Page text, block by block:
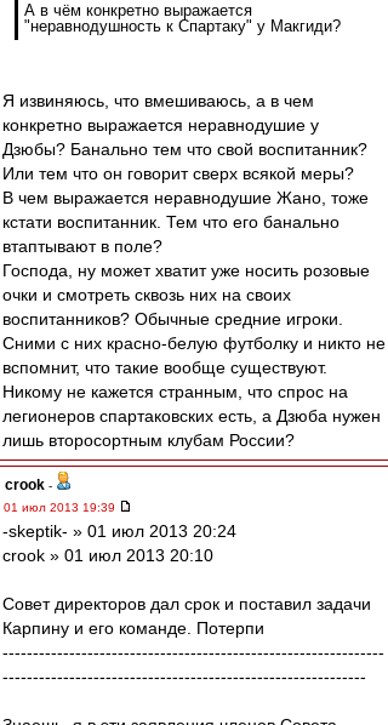
А в чём конкретно выражается
"неравнодушность к Спартаку" у Макгиди?
Я извиняюсь, что вмешиваюсь, а в чем
конкретно выражается неравнодушие у
Дзюбы? Банально тем что свой воспитанник?
Или тем что он говорит сверх всякой меры?
В чем выражается неравнодушие Жано, тоже
кстати воспитанник. Тем что его банально
втаптывают в поле?
Господа, ну может хватит уже носить розовые
очки и смотреть сквозь них на своих
воспитанников? Обычные средние игроки.
Сними с них красно-белую футболку и никто не
вспомнит, что такие вообще существуют.
Никому не кажется странным, что спрос на
легионеров спартаковских есть, а Дзюба нужен
лишь второсортным клубам России?
crook -
01 июл 2013 19:39
-skeptik- » 01 июл 2013 20:24
crook » 01 июл 2013 20:10
Совет директоров дал срок и поставил задачи
Карпину и его команде. Потерпи
---------------------------------------------------------------
------------------------------------------------------------